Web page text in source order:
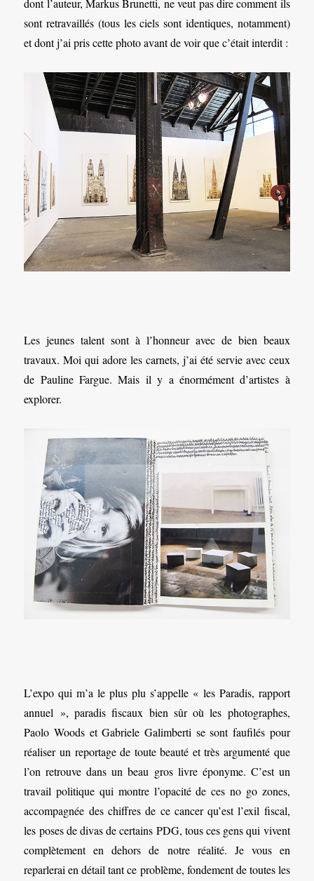
dont l’auteur, Markus Brunetti, ne veut pas dire comment ils
sont retravaillés (tous les ciels sont identiques, notamment)
et dont j’ai pris cette photo avant de voir que c’était interdit :
Les jeunes talent sont à l’honneur avec de bien beaux
travaux. Moi qui adore les carnets, j’ai été servie avec ceux
de Pauline Fargue. Mais il y a énormément d’artistes à
explorer.
L’expo qui m’a le plus plu s’appelle « les Paradis, rapport
annuel », paradis fiscaux bien sûr où les photographes,
Paolo Woods et Gabriele Galimberti se sont faufilés pour
réaliser un reportage de toute beauté et très argumenté que
l’on retrouve dans un beau gros livre éponyme. C’est un
travail politique qui montre l’opacité de ces no go zones,
accompagnée des chiffres de ce cancer qu’est l’exil fiscal,
les poses de divas de certains PDG, tous ces gens qui vivent
complètement en dehors de notre réalité. Je vous en
reparlerai en détail tant ce problème, fondement de toutes les